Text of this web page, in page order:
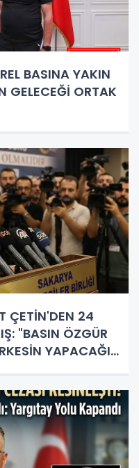
BASINA YAKIN
GELECEĞİ ORTAK
ÇETİN'DEN 24
"BASIN ÖZGÜR
YAPACAĞI